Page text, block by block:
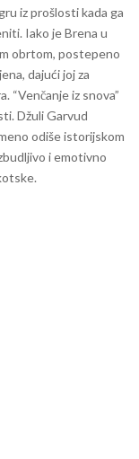
iz prošlosti kada ga
Iako je Brena u
obrtom, postepeno
dajući joj za
“Venčanje iz snova”
Džuli Garvud
odiše istorijskom
i emotivno